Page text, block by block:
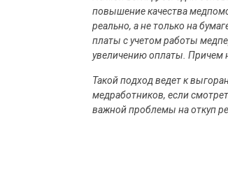
повышение качества
реально, а не только на
платы с учетом работы
увеличению оплаты. Причем
Такой подход ведет к
медработников, если
важной проблемы на откуп